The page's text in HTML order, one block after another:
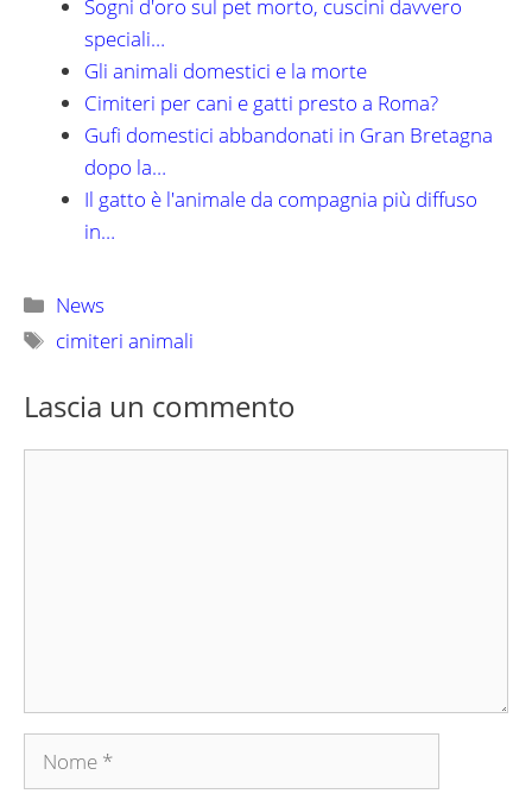
Sogni d'oro sul pet morto, cuscini davvero
speciali…
Gli animali domestici e la morte
Cimiteri per cani e gatti presto a Roma?
Gufi domestici abbandonati in Gran Bretagna
dopo la…
Il gatto è l'animale da compagnia più diffuso
in…
Categorie
News
Tag
cimiteri animali
Lascia un commento
Nome